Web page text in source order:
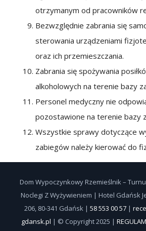
otrzymanym od pracowników
Bezwzględnie zabrania się
sterowania urządzeniami
oraz ich przemieszczania.
Zabrania się spożywania
alkoholowych na terenie bazy
Personel medyczny nie
pozostawione na terenie bazy
Wszystkie sprawy dotyczące
zabiegów należy kierować do
Dom Wypoczynkowy Rzemieślnik –
Noclegi Z Wyżywieniem | Hotel Gdańsk
206, 80-341 Gdańsk | 58 553 00 57 |
gdansk.pl | © Copyright 2025 |